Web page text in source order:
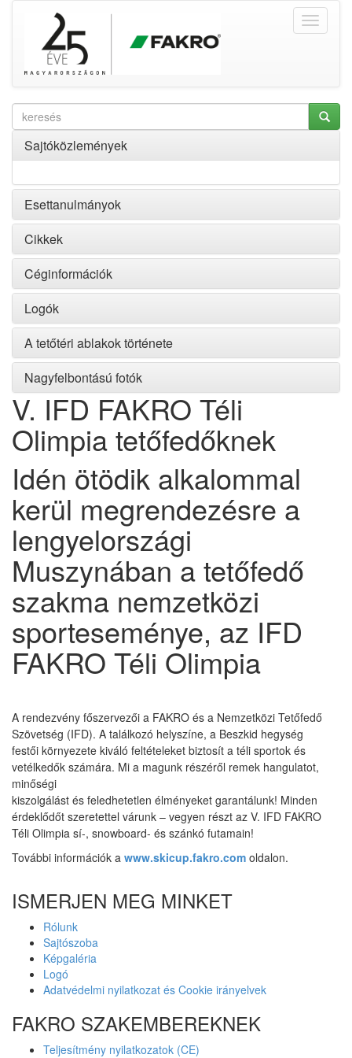
Sajtóközlemények
Esettanulmányok
Cikkek
Céginformációk
Logók
A tetőtéri ablakok története
Nagyfelbontású fotók
V. IFD FAKRO Téli
Olimpia tetőfedőknek
Idén ötödik alkalommal
kerül megrendezésre a
lengyelországi
Muszynában a tetőfedő
szakma nemzetközi
sporteseménye, az IFD
FAKRO Téli Olimpia
A rendezvény főszervezői a FAKRO és a Nemzetközi Tetőfedő
Szövetség (IFD). A találkozó helyszíne, a Beszkid hegység
festői környezete kiváló feltételeket biztosít a téli sportok és
vetélkedők számára. Mi a magunk részéről remek hangulatot,
minőségi
kiszolgálást és feledhetetlen élményeket garantálunk! Minden
érdeklődőt szeretettel várunk – vegyen részt az V. IFD FAKRO
Téli Olimpia sí-, snowboard- és szánkó futamain!
További információk a www.skicup.fakro.com oldalon.
ISMERJEN MEG MINKET
Rólunk
Sajtószoba
Képgaléria
Logó
Adatvédelmi nyilatkozat és Cookie irányelvek
FAKRO SZAKEMBEREKNEK
Teljesítmény nyilatkozatok (CE)